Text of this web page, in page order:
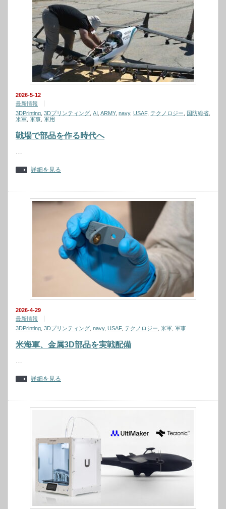
2026-5-12
最新情報
3DPrinting 3Dプリンティング AI ARMY, navy, USAF, テクノロジー 国防総省
米軍 軍事 軍用
戦場で部品を作る時代へ
…
詳細を見る
2026-4-29
最新情報
3DPrinting 3Dプリンティング navy, USAF, テクノロジー 米軍 軍事
米海軍、金属3D部品を実戦配備
…
詳細を見る